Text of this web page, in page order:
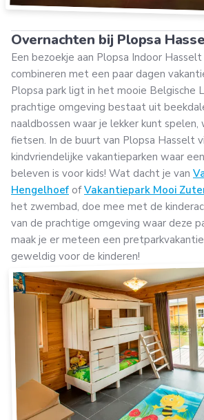
Overnachten bij Plopsa
Een bezoekje aan Plopsa Indoor
combineren met een paar dagen
Plopsa park ligt in het mooie Belgische
prachtige omgeving bestaat uit
naaldbossen waar je lekker kunt spelen,
fietsen. In de buurt van Plopsa Hasselt
kindvriendelijke vakantieparken waar
beleven is voor kids! Wat dacht je van
Hengelhoef ofVakantiepark Mooi
het zwembad, doe mee met de
van de prachtige omgeving waar deze
maak je er meteen een
geweldig voor de kinderen!